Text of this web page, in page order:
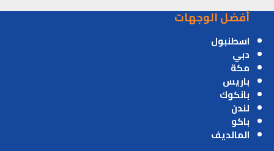
أفضل الوجهات
اسطنبول
دبي
مكة
باريس
بانكوك
لندن
باكو
المالديف